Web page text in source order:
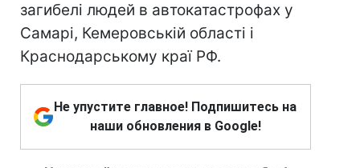
загибелі людей в автокатастрофах у
Самарі, Кемеровській області і
Краснодарському краї РФ.
Не упустите главное! Подпишитесь на
наши обновления в Google!